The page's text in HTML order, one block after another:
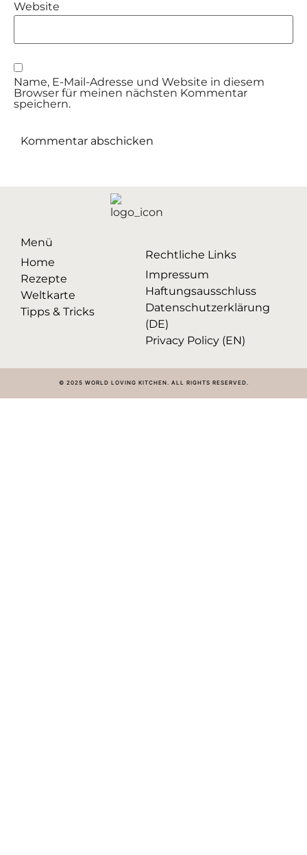
Website
Name, E-Mail-Adresse und Website in diesem
Browser für meinen nächsten Kommentar
speichern.
Menü
Home
Rezepte
Weltkarte
Tipps & Tricks
Rechtliche Links
Impressum
Haftungsausschluss
Datenschutzerklärung
(DE)
Privacy Policy (EN)
© 2025 WORLD LOVING KITCHEN. ALL RIGHTS RESERVED.